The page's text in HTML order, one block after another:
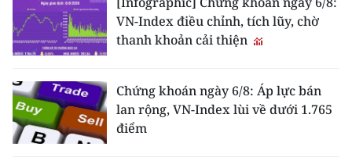
VN-Index điều chỉnh, tích lũy, chờ
thanh khoản cải thiện
Chứng khoán ngày 6/8: Áp lực bán
lan rộng, VN-Index lùi về dưới 1.765
điểm